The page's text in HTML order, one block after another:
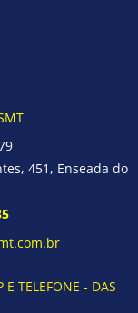
451, Enseada do
TELEFONE - DAS